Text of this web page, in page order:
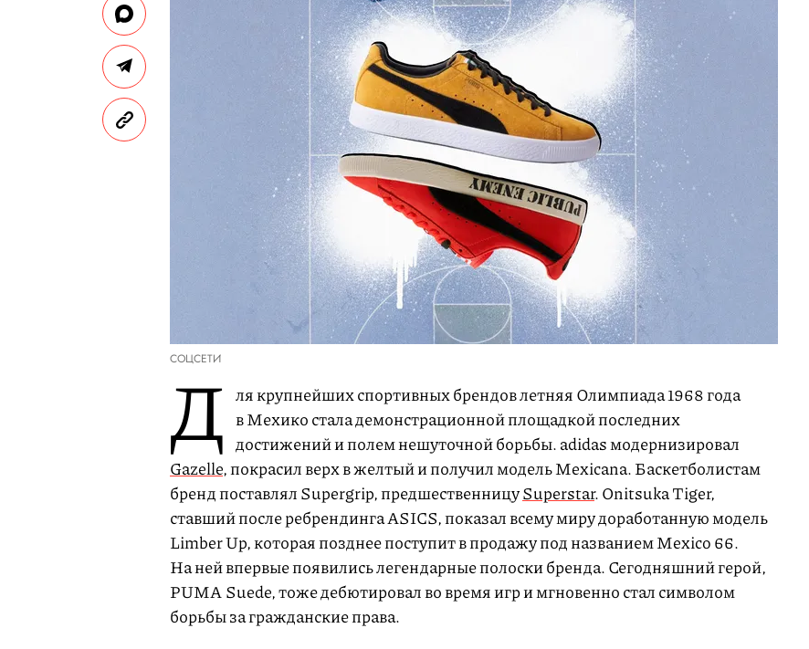
СОЦСЕТИ
Д ля крупнейших спортивных брендов летняя Олимпиада 1968 года
в Мехико стала демонстрационной площадкой последних
достижений и полем нешуточной борьбы. adidas модернизировал
Gazelle, покрасил верх в желтый и получил модель Mexicana. Баскетболистам
бренд поставлял Supergrip, предшественницуSuperstar. Onitsuka Tiger,
ставший после ребрендинга ASICS, показал всему миру доработанную модель
Limber Up, которая позднее поступит в продажу под названиемMexico 66.
На ней впервые появились легендарные полоски бренда. Сегодняшний герой,
PUMA Suede, тоже дебютировал во время игр и мгновенно стал символом
борьбы за гражданские права.